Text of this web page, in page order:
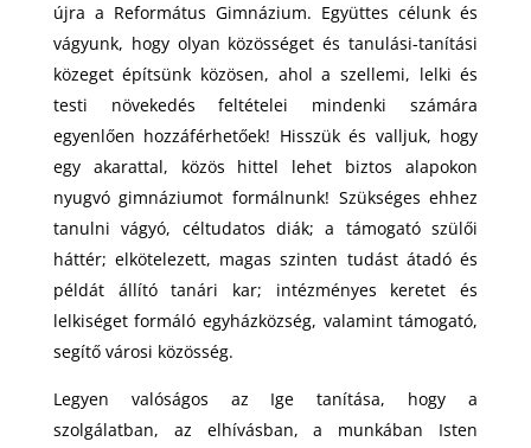
újra a Református Gimnázium. Együttes célunk és
vágyunk, hogy olyan közösséget és tanulási-tanítási
közeget építsünk közösen, ahol a szellemi, lelki és
testi növekedés feltételei mindenki számára
egyenlően hozzáférhetőek! Hisszük és valljuk, hogy
egy akarattal, közös hittel lehet biztos alapokon
nyugvó gimnáziumot formálnunk! Szükséges ehhez
tanulni vágyó, céltudatos diák; a támogató szülői
háttér; elkötelezett, magas szinten tudást átadó és
példát állító tanári kar; intézményes keretet és
lelkiséget formáló egyházközség, valamint támogató,
segítő városi közösség.
Legyen valóságos az Ige tanítása, hogy a
szolgálatban, az elhívásban, a munkában Isten